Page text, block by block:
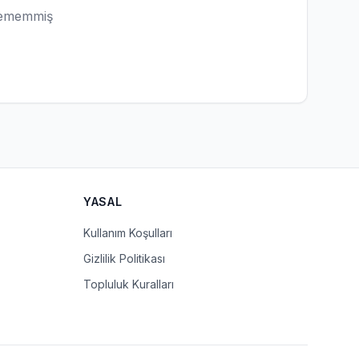
YASAL
Kullanım Koşulları
Gizlilik Politikası
Topluluk Kuralları